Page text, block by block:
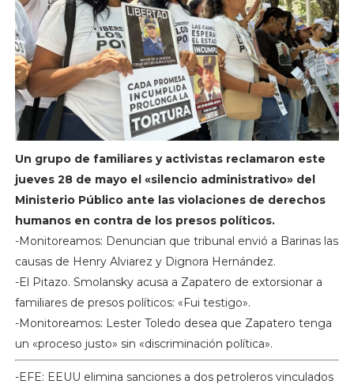
Un grupo de familiares y activistas reclamaron este
jueves 28 de mayo el «silencio administrativo» del
Ministerio Público ante las violaciones de derechos
humanos en contra de los presos políticos.
-Monitoreamos: Denuncian que tribunal envió a Barinas las
causas de Henry Alviarez y Dignora Hernández.
-El Pitazo. Smolansky acusa a Zapatero de extorsionar a
familiares de presos políticos: «Fui testigo».
-Monitoreamos: Lester Toledo desea que Zapatero tenga
un «proceso justo» sin «discriminación política».
-EFE: EEUU elimina sanciones a dos petroleros vinculados